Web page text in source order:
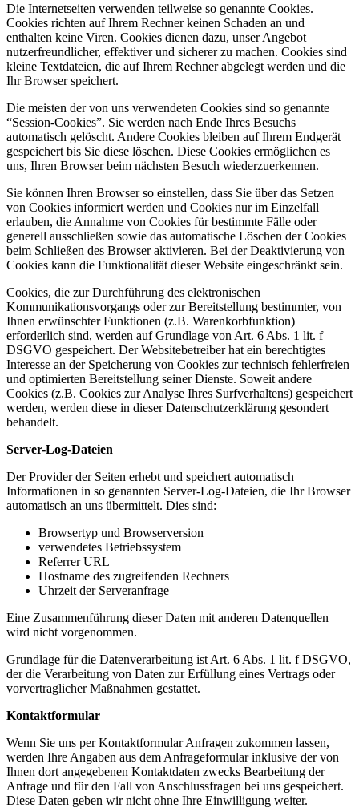
Die Internetseiten verwenden teilweise so genannte Cookies.
Cookies richten auf Ihrem Rechner keinen Schaden an und
enthalten keine Viren. Cookies dienen dazu, unser Angebot
nutzerfreundlicher, effektiver und sicherer zu machen. Cookies sind
kleine Textdateien, die auf Ihrem Rechner abgelegt werden und die
Ihr Browser speichert.
Die meisten der von uns verwendeten Cookies sind so genannte
“Session-Cookies”. Sie werden nach Ende Ihres Besuchs
automatisch gelöscht. Andere Cookies bleiben auf Ihrem Endgerät
gespeichert bis Sie diese löschen. Diese Cookies ermöglichen es
uns, Ihren Browser beim nächsten Besuch wiederzuerkennen.
Sie können Ihren Browser so einstellen, dass Sie über das Setzen
von Cookies informiert werden und Cookies nur im Einzelfall
erlauben, die Annahme von Cookies für bestimmte Fälle oder
generell ausschließen sowie das automatische Löschen der Cookies
beim Schließen des Browser aktivieren. Bei der Deaktivierung von
Cookies kann die Funktionalität dieser Website eingeschränkt sein.
Cookies, die zur Durchführung des elektronischen
Kommunikationsvorgangs oder zur Bereitstellung bestimmter, von
Ihnen erwünschter Funktionen (z.B. Warenkorbfunktion)
erforderlich sind, werden auf Grundlage von Art. 6 Abs. 1 lit. f
DSGVO gespeichert. Der Websitebetreiber hat ein berechtigtes
Interesse an der Speicherung von Cookies zur technisch fehlerfreien
und optimierten Bereitstellung seiner Dienste. Soweit andere
Cookies (z.B. Cookies zur Analyse Ihres Surfverhaltens) gespeichert
werden, werden diese in dieser Datenschutzerklärung gesondert
behandelt.
Server-Log-Dateien
Der Provider der Seiten erhebt und speichert automatisch
Informationen in so genannten Server-Log-Dateien, die Ihr Browser
automatisch an uns übermittelt. Dies sind:
Browsertyp und Browserversion
verwendetes Betriebssystem
Referrer URL
Hostname des zugreifenden Rechners
Uhrzeit der Serveranfrage
Eine Zusammenführung dieser Daten mit anderen Datenquellen
wird nicht vorgenommen.
Grundlage für die Datenverarbeitung ist Art. 6 Abs. 1 lit. f DSGVO,
der die Verarbeitung von Daten zur Erfüllung eines Vertrags oder
vorvertraglicher Maßnahmen gestattet.
Kontaktformular
Wenn Sie uns per Kontaktformular Anfragen zukommen lassen,
werden Ihre Angaben aus dem Anfrageformular inklusive der von
Ihnen dort angegebenen Kontaktdaten zwecks Bearbeitung der
Anfrage und für den Fall von Anschlussfragen bei uns gespeichert.
Diese Daten geben wir nicht ohne Ihre Einwilligung weiter.